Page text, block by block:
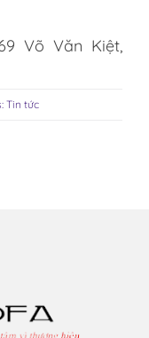
Võ Văn Kiệt,
Tin tức